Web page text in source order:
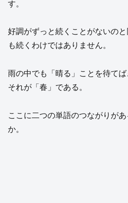
す。
好調がずっと続くことがないの
も続くわけではありません。
雨の中でも「晴る」ことを待てば
それが「春」である。
ここに二つの単語のつながりが
か。